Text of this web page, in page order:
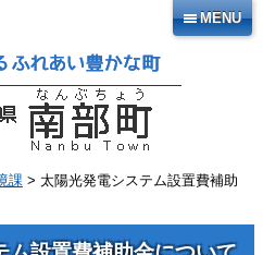
MENU
課 > 太陽光発電システム設置費補助